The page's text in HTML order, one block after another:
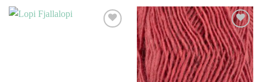
Toevoegen
aan
verlanglijst